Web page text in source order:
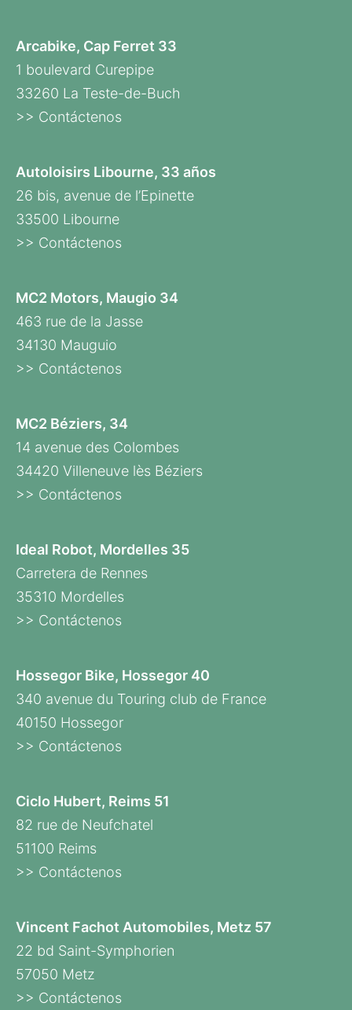
Arcabike, Cap Ferret 33
1 boulevard Curepipe
33260 La Teste-de-Buch
>> Contáctenos
Autoloisirs Libourne, 33 años
26 bis, avenue de l’Epinette
33500 Libourne
>> Contáctenos
MC2 Motors, Maugio 34
463 rue de la Jasse
34130 Mauguio
>> Contáctenos
MC2 Béziers, 34
14 avenue des Colombes
34420 Villeneuve lès Béziers
>> Contáctenos
Ideal Robot, Mordelles 35
Carretera de Rennes
35310 Mordelles
>> Contáctenos
Hossegor Bike, Hossegor 40
340 avenue du Touring club de France
40150 Hossegor
>> Contáctenos
Ciclo Hubert, Reims 51
82 rue de Neufchatel
51100 Reims
>> Contáctenos
Vincent Fachot Automobiles, Metz 57
22 bd Saint-Symphorien
57050 Metz
>> Contáctenos